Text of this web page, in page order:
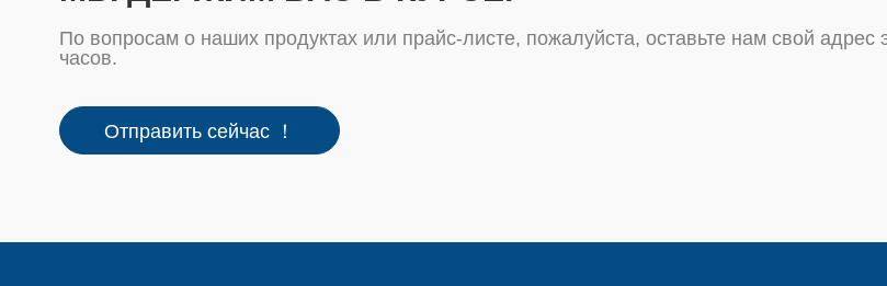
По вопросам о наших продуктах или прайс-листе, пожалуйста, оставьте нам свой
часов.
Отправить сейчас ！